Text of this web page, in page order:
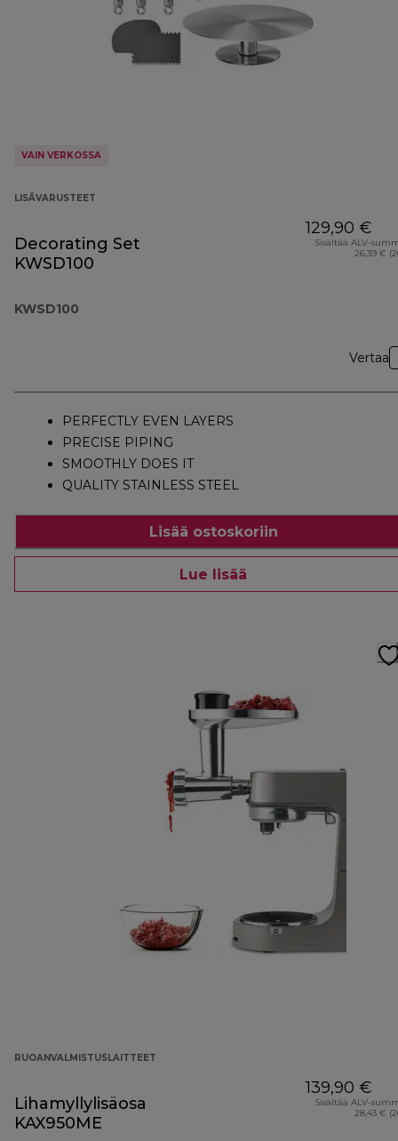
VAIN VERKOSSA
LISÄVARUSTEET
Decorating Set
KWSD100
KWSD100
129,90 €
Sisältää ALV-
26,39 €
Vertaa
PERFECTLY EVEN LAYERS
PRECISE PIPING
SMOOTHLY DOES IT
QUALITY STAINLESS STEEL
Lisää ostoskoriin
Lue lisää
RUOANVALMISTUSLAITTEET
Lihamyllylisäosa
KAX950ME
139,90 €
Sisältää ALV-
28,43 €